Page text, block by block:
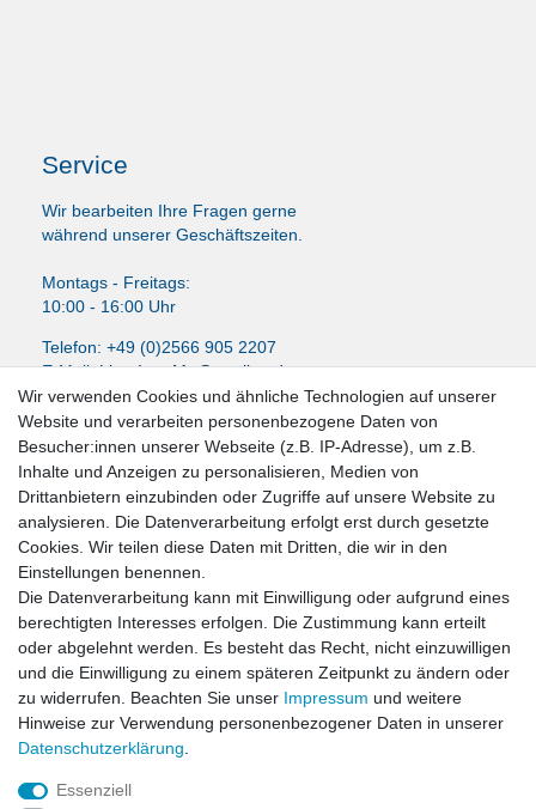
Service
Wir bearbeiten Ihre Fragen gerne
während unserer Geschäftszeiten.
Montags - Freitags:
10:00 - 16:00 Uhr
Telefon: +49 (0)2566 905 2207
E-Mail:LissyInterMo@t-online.de
News-Letter abonieren
VORNAME NACHNAME
E-MAIL **
Newsletter
Honig
Hiermit bestätige ich, dass ich dieDaten­schutz­erklärunggelesen habe. Meine
Einwilligung kann ich jederzeit widerrufen.**
Abonnieren
Wir verwenden Cookies und ähnliche Technologien auf unserer
Website und verarbeiten personenbezogene Daten von
Besucher:innen unserer Webseite (z.B. IP-Adresse), um z.B.
Inhalte und Anzeigen zu personalisieren, Medien von
Drittanbietern einzubinden oder Zugriffe auf unsere Website zu
analysieren. Die Datenverarbeitung erfolgt erst durch gesetzte
Cookies. Wir teilen diese Daten mit Dritten, die wir in den
Einstellungen benennen.
Die Datenverarbeitung kann mit Einwilligung oder aufgrund eines
berechtigten Interesses erfolgen. Die Zustimmung kann erteilt
oder abgelehnt werden. Es besteht das Recht, nicht einzuwilligen
und die Einwilligung zu einem späteren Zeitpunkt zu ändern oder
zu widerrufen. Beachten Sie unser Impressum und weitere
Hinweise zur Verwendung personenbezogener Daten in unserer
Daten­schutz­erklärung
Essenziell